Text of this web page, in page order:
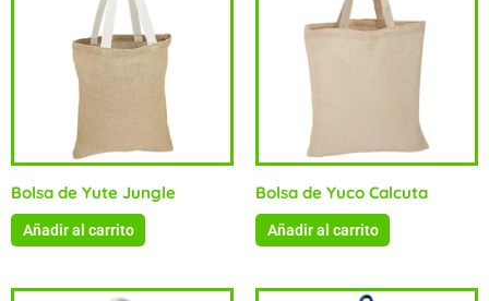
Bolsa de Yute Jungle
Añadir al carrito
Bolsa de Yuco Calcuta
Añadir al carrito